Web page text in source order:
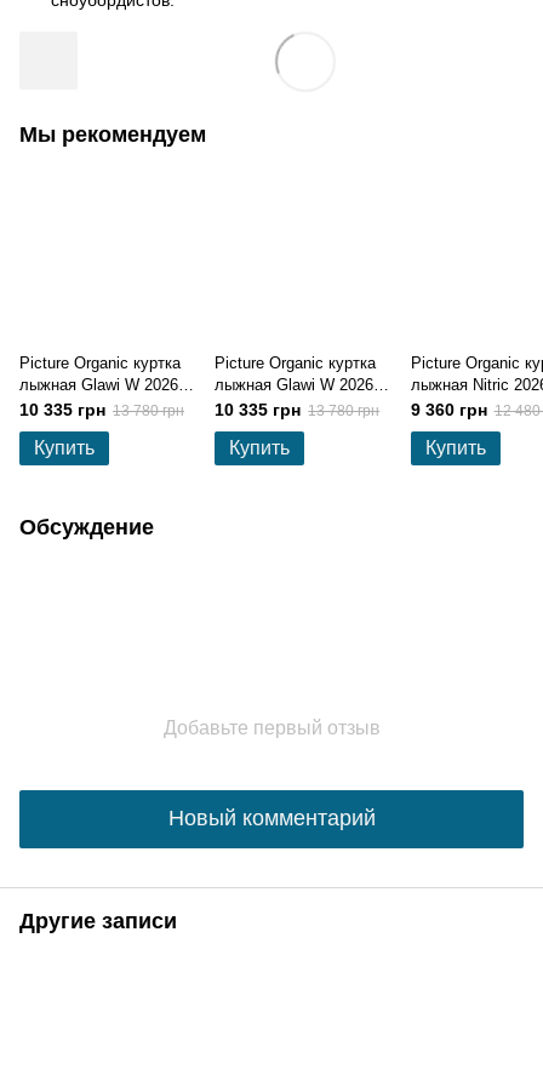
Мы рекомендуем
Picture Organic куртка
лыжная Glawi W 2026
vapor grey XS
10 335 грн 13 780 грн
Купить
Picture Organic куртка
лыжная Glawi W 2026
grape jam XS
10 335 грн 13 780 грн
Купить
Picture Organic
лыжная Nitric
water M
9 360 грн 12 480
Купить
Обсуждение
Добавьте первый отзыв
Новый комментарий
Другие записи